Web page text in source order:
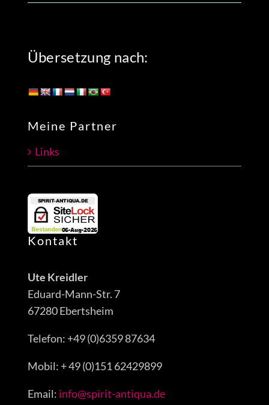
Übersetzung nach:
Meine Partner
Links
Kontakt
Ute Kreidler
Eduard-Mann-Str. 7
67280 Ebertsheim
Telefon: +49 (0)6359 87634
Mobil: + 49 (0)151 62429899
Email: info@spirit-antiqua.de